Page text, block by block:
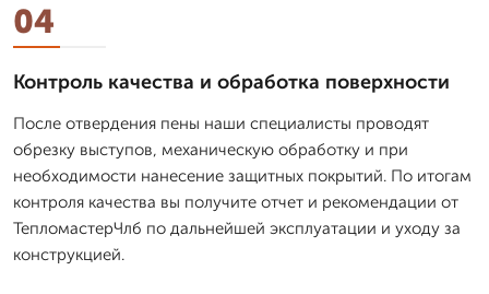
04
Контроль качества и обработка поверхности
После отвердения пены наши специалисты проводят
обрезку выступов, механическую обработку и при
необходимости нанесение защитных покрытий. По итогам
контроля качества вы получите отчет и рекомендации от
ТепломастерЧлб по дальнейшей эксплуатации и уходу за
конструкцией.